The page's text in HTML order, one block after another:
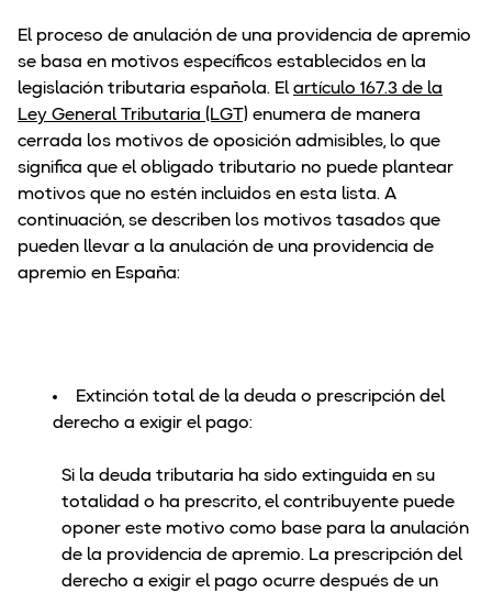
El proceso de anulación de una providencia de apremio
se basa en motivos específicos establecidos en la
legislación tributaria española. Elartículo 167.3 de la
Ley General Tributaria (LGT) enumera de manera
cerrada los motivos de oposición admisibles, lo que
significa que el obligado tributario no puede plantear
motivos que no estén incluidos en esta lista. A
continuación, se describen los motivos tasados que
pueden llevar a la anulación de una providencia de
apremio en España:
Extinción total de la deuda o prescripción del
derecho a exigir el pago:
Si la deuda tributaria ha sido extinguida en su
totalidad o ha prescrito, el contribuyente puede
oponer este motivo como base para la anulación
de la providencia de apremio. La prescripción del
derecho a exigir el pago ocurre después de un